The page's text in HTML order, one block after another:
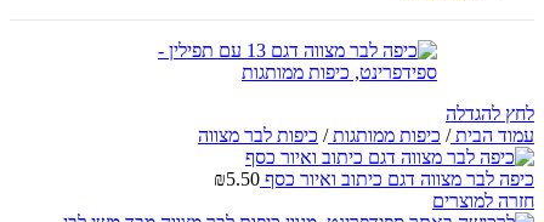
לחץ להגדלה
עמוד הבית/ כיפות ממותגות/ כיפות לבר מצווה
כיפה לבר מצווה דגם כיתוב ואיור כסף ₪5.50
חזרה למוצרים